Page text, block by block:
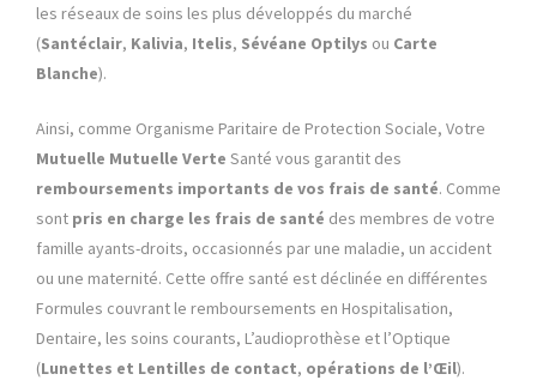
les réseaux de soins les plus développés du marché
(Santéclair, Kalivia, Itelis, Sévéane Optilys ou Carte
Blanche).
Ainsi, comme Organisme Paritaire de Protection Sociale, Votre
Mutuelle Mutuelle Verte Santé vous garantit des
remboursements importants de vos frais de santé. Comme
sont pris en charge les frais de santé des membres de votre
famille ayants-droits, occasionnés par une maladie, un accident
ou une maternité. Cette offre santé est déclinée en différentes
Formules couvrant le remboursements en Hospitalisation,
Dentaire, les soins courants, L’audioprothèse et l’Optique
(Lunettes et Lentilles de contact, opérations de l’Œil).